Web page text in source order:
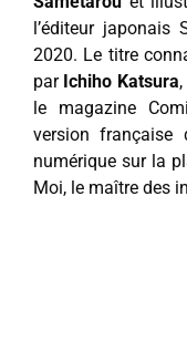
l’éditeur
2020. Le titre
par Ichiho Katsura
le magazine
version
numérique sur la
Moi, le maître des